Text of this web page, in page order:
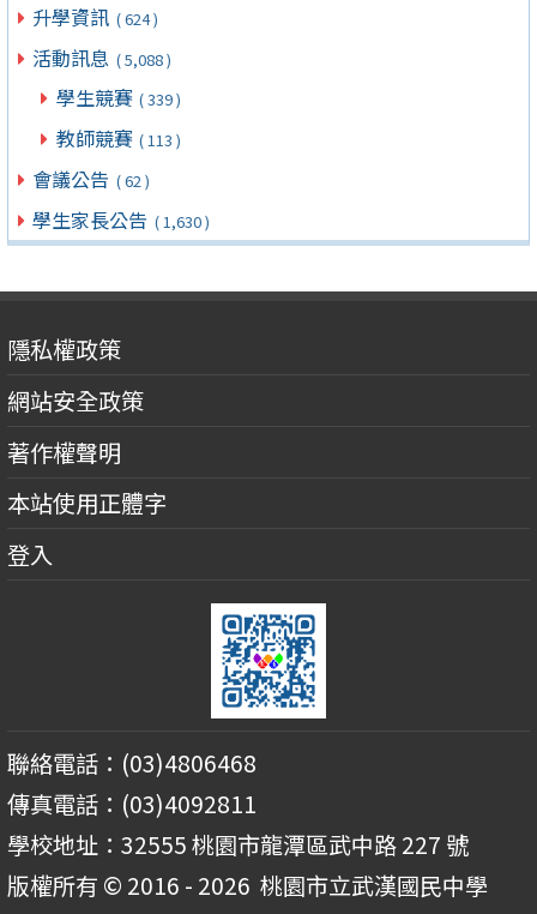
升學資訊 ( 624 )
活動訊息 ( 5,088 )
學生競賽 ( 339 )
教師競賽 ( 113 )
會議公告 ( 62 )
學生家長公告 ( 1,630 )
隱私權政策
網站安全政策
著作權聲明
本站使用正體字
登入
聯絡電話：(03)4806468
傳真電話：(03)4092811
學校地址：32555 桃園市龍潭區武中路 227 號
版權所有 © 2016 - 2026 桃園市立武漢國民中學